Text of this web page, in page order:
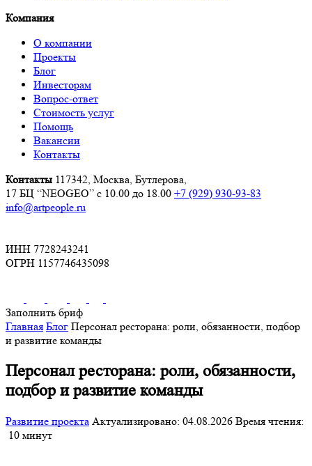
Компания
О компании
Проекты
Блог
Инвесторам
Вопрос-ответ
Стоимость услуг
Помощь
Вакансии
Контакты
Контакты 117342, Москва, Бутлерова,
17 БЦ “NEOGEO” с 10.00 до 18.00 +7 (929) 930-93-83
info@artpeople.ru
ИНН 7728243241
ОГРН 1157746435098
Заполнить бриф
Главная Блог Персонал ресторана: роли, обязанности, подбор
и развитие команды
Персонал ресторана: роли, обязанности,
подбор и развитие команды
Развитие проекта Актуализировано: 04.08.2026 Время чтения:
10 минут